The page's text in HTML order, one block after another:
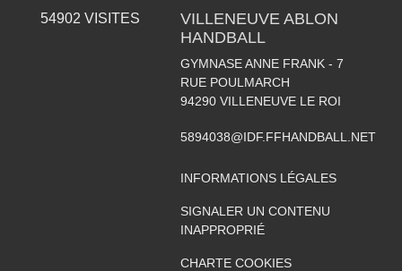
54902 VISITES
VILLENEUVE ABLON
HANDBALL
GYMNASE ANNE FRANK - 7
RUE POULMARCH
94290 VILLENEUVE LE ROI
5894038@IDF.FFHANDBALL.NET
INFORMATIONS LÉGALES
SIGNALER UN CONTENU
INAPPROPRIÉ
CHARTE COOKIES